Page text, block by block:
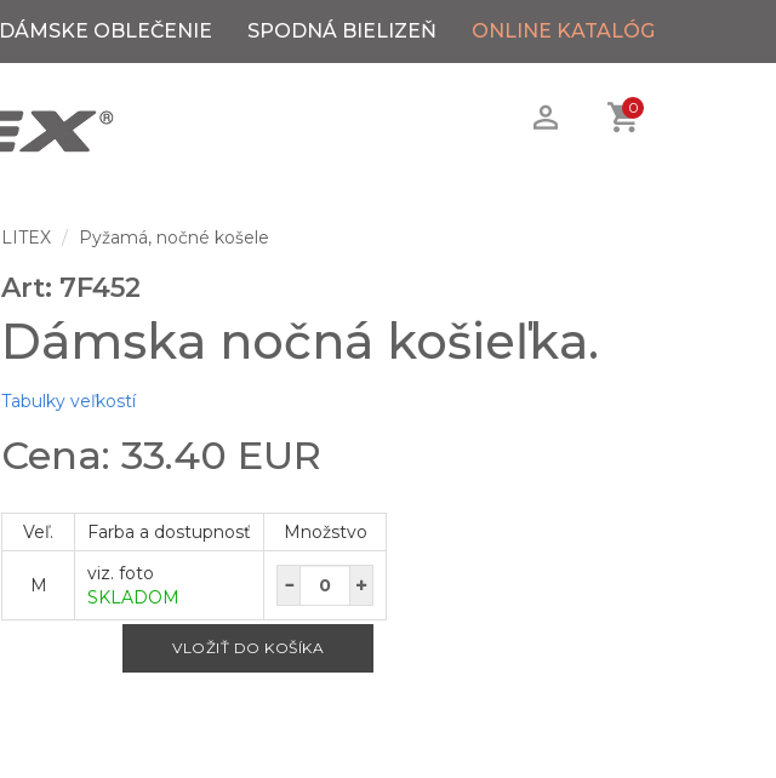
DÁMSKE OBLEČENIE SPODNÁ BIELIZEŇ ONLINE KATALÓG
0
LITEX Pyžamá, nočné košele
Art: 7F452
Dámska nočná košieľka.
Tabulky veľkostí
Cena: 33.40 EUR
Veľ. Farba a dostupnosť Množstvo
M
viz. foto
SKLADOM